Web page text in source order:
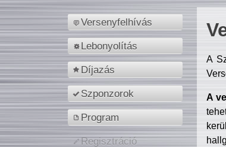
Versenyfelhívás
Lebonyolítás
Díjazás
Szponzorok
Program
Regisztráció
A
A